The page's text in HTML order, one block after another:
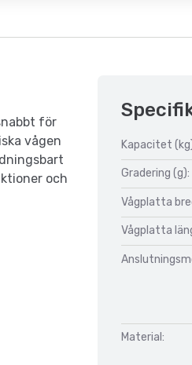
för
vågen
och
Kapacitet
Gradering (g):
Vågplatta
Vågplatta
Material: